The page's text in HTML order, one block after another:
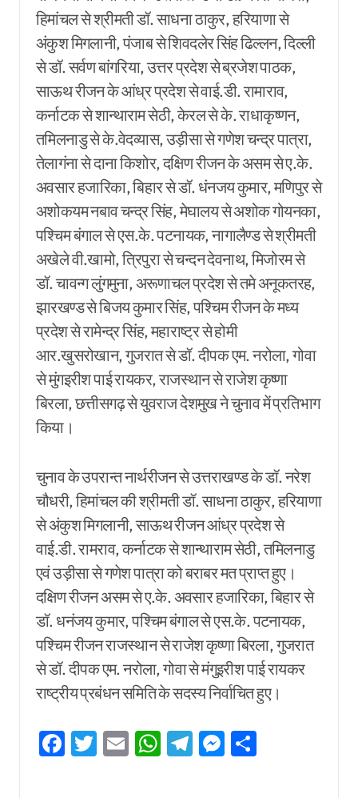
हिमांचल से श्रीमती डॉ. साधना ठाकुर, हरियाणा से
अंकुश मिगलानी, पंजाब से शिवदलेर सिंह ढिल्लन, दिल्ली
से डॉ. सर्वण बांगरिया, उत्तर प्रदेश से ब्रजेश पाठक,
साऊथ रीजन के आंध्र प्रदेश से वाई.डी. रामाराव,
कर्नाटक से शान्थाराम सेठी, केरल से के. राधाकृष्णन,
तमिलनाडु से के.वेदव्यास, उड़ीसा से गणेश चन्द्र पात्रा,
तेलागंना से दाना किशोर, दक्षिण रीजन के असम से ए.के.
अवसार हजारिका, बिहार से डॉ. धंनजय कुमार, मणिपुर से
अशोकयम नबाव चन्द्र सिंह, मेघालय से अशोक गोयनका,
पश्चिम बंगाल से एस.के. पटनायक, नागालैण्ड से श्रीमती
अखेले वी.खामो, त्रिपुरा से चन्दन देवनाथ, मिजोरम से
डॉ. चावन्ग लुंगमुना, अरूणाचल प्रदेश से तमे अनूकतरह,
झारखण्ड से बिजय कुमार सिंह, पश्चिम रीजन के मध्य
प्रदेश से रामेन्द्र सिंह, महाराष्ट्र से होमी
आर.खुसरोखान, गुजरात से डॉ. दीपक एम. नरोला, गोवा
से मुंगइरीश पाई रायकर, राजस्थान से राजेश कृष्णा
बिरला, छत्तीसगढ़ से युवराज देशमुख ने चुनाव में प्रतिभाग
किया।
चुनाव के उपरान्त नार्थरीजन से उत्तराखण्ड के डॉ. नरेश
चौधरी, हिमांचल की श्रीमती डॉ. साधना ठाकुर, हरियाणा
से अंकुश मिगलानी, साऊथ रीजन आंध्र प्रदेश से
वाई.डी. रामराव, कर्नाटक से शान्थाराम सेठी, तमिलनाडु
एवं उड़ीसा से गणेश पात्रा को बराबर मत प्राप्त हुए।
दक्षिण रीजन असम से ए.के. अवसार हजारिका, बिहार से
डॉ. धनंजय कुमार, पश्चिम बंगाल से एस.के. पटनायक,
पश्चिम रीजन राजस्थान से राजेश कृष्णा बिरला, गुजरात
से डॉ. दीपक एम. नरोला, गोवा से मंगुइरीश पाई रायकर
राष्ट्रीय प्रबंधन समिति के सदस्य निर्वाचित हुए।
Facebook
Twitter
EmailWhatsApp
Telegram
Messenger